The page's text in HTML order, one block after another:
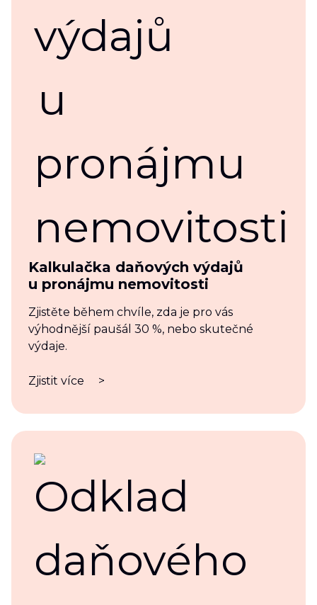
Kalkulačka daňových výdajů
u pronájmu nemovitosti
Zjistěte během chvíle, zda je pro vás
výhodnější paušál 30 %, nebo skutečné
výdaje.
Zjistit více >